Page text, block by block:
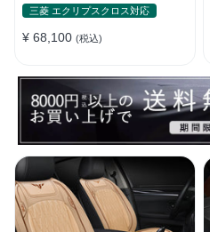
段階風量 涼しい 冷却 夏 四季
三菱 エクリプスクロス対応
¥ 68,100 (税込)